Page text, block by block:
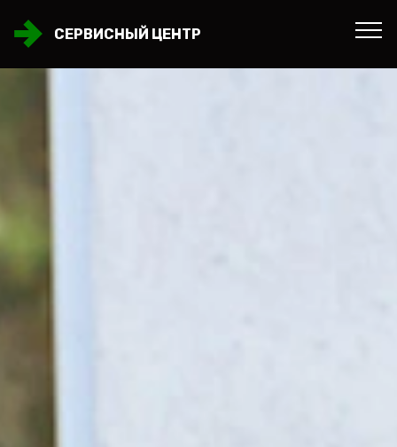
СЕРВИСНЫЙ ЦЕНТР